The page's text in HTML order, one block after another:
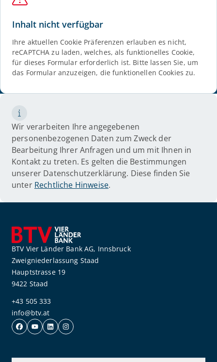
Inhalt nicht verfügbar
Ihre aktuellen Cookie Präferenzen erlauben es nicht,
reCAPTCHA zu laden, welches, als funktionelles Cookie,
für dieses Formular erforderlich ist. Bitte lassen Sie, um
das Formular anzuzeigen, die funktionellen Cookies zu.
Wir verarbeiten Ihre angegebenen
personenbezogenen Daten zum Zweck der
Bearbeitung Ihrer Anfragen und um mit Ihnen in
Kontakt zu treten. Es gelten die Bestimmungen
unserer Datenschutzerklärung. Diese finden Sie
unter Rechtliche Hinweise.
BTV Vier Länder Bank AG, Innsbruck
Zweigniederlassung Staad
Hauptstrasse 19
9422 Staad
+43 505 333
info@btv.at